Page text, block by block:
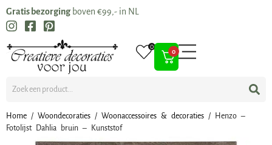
Gratis bezorging boven €99,- in NL
0
0
Home / Woondecoraties / Woonaccessoires & decoraties / Henzo –
Fotolijst Dahlia bruin – Kunststof